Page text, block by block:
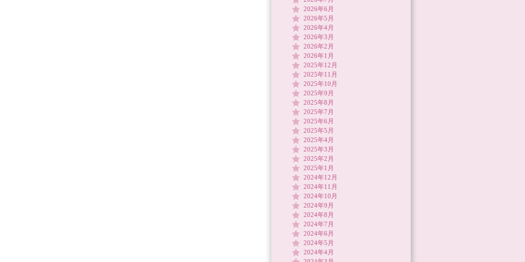
2026年6月
2026年5月
2026年4月
2026年3月
2026年2月
2026年1月
2025年12月
2025年11月
2025年10月
2025年9月
2025年8月
2025年7月
2025年6月
2025年5月
2025年4月
2025年3月
2025年2月
2025年1月
2024年12月
2024年11月
2024年10月
2024年9月
2024年8月
2024年7月
2024年6月
2024年5月
2024年4月